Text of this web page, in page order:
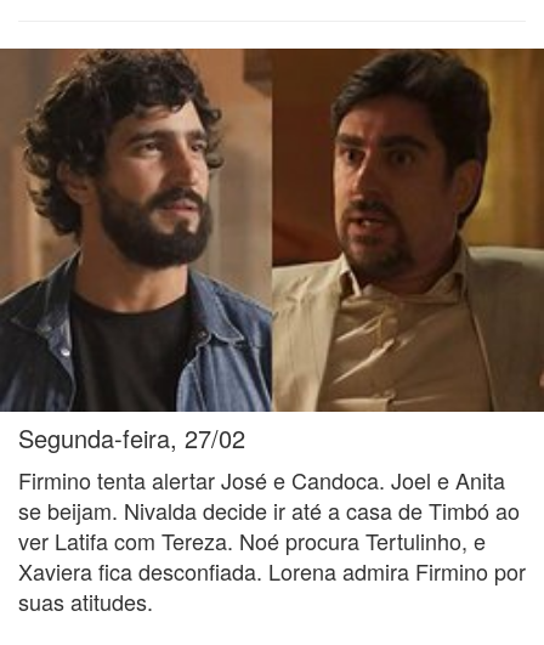
Segunda-feira, 27/02
Firmino tenta alertar José e Candoca. Joel e Anita
se beijam. Nivalda decide ir até a casa de Timbó ao
ver Latifa com Tereza. Noé procura Tertulinho, e
Xaviera fica desconfiada. Lorena admira Firmino por
suas atitudes.